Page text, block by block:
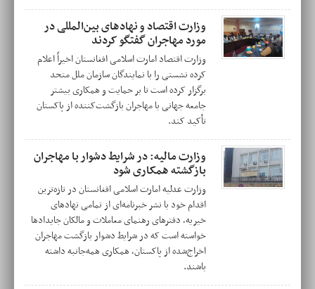
وزارت اقتصاد و نهاد‌های بین‌المللی در
مورد مهاجران گفتگو کردند
وزارت اقتصاد امارت اسلامی افغانستان اخیراً اعلام
کرده نشستی را با نمایندگان سازمان ملل متحد
برگزار کرده است تا بر حمایت و همکاری بیشتر
جامعه جهانی با مهاجران بازگشت‌کننده از پاکستان
تأکید کند.
وزارت مالیه: در شرایط دشوار با مهاجران
بازگشته همکاری شود
وزارت عدلیه امارت اسلامی افغانستان در تازه‌ترین
اقدام خود با نشر خبرنامه‌ای از تمامی نهادهای
خیریه، دفترهای رهنمای معاملات و مالکان جایدادها
خواسته است که در شرایط دشوار بازگشت مهاجران
اخراج‌شده از پاکستان، همکاری همه‌جانبه داشته
باشند.